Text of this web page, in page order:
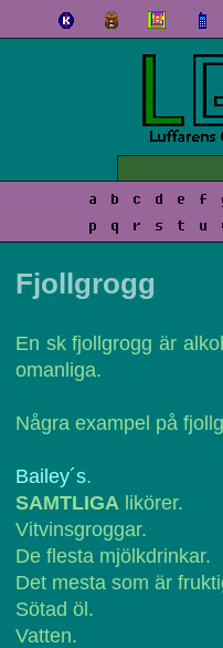
a b c d e f
p
q r s t u
Fjollgrogg
En sk fjollgrogg är
omanliga.
Några exampel på
Bailey´s.
SAMTLIGA likörer.
Vitvinsgroggar.
De flesta mjölkdrinkar.
Det mesta som är
Sötad öl.
Vatten.